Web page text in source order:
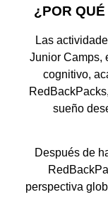
¿POR
Las
Junior Camps,
cognitivo,
sueño
Después de
perspectiva